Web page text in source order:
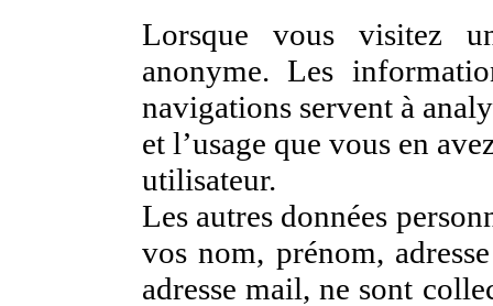
Lorsque vous visitez
anonyme. Les
navigations servent à
et l’usage que vous en
utilisateur.
Les autres données
vos nom, prénom,
adresse mail, ne sont